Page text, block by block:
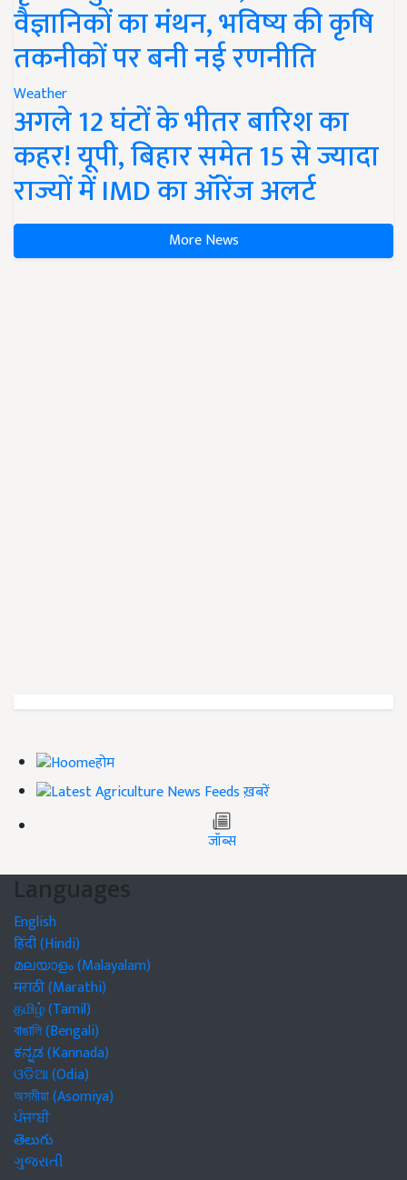
वैज्ञानिकों का मंथन, भविष्य की कृषि
तकनीकों पर बनी नई रणनीति
Weather
अगले 12 घंटों के भीतर बारिश का
कहर! यूपी, बिहार समेत 15 से ज्यादा
राज्यों में IMD का ऑरेंज अलर्ट
More News
होम
ख़बरें
जॉब्स
Languages
English
हिंदी (Hindi)
മലയാളം (Malayalam)
मराठी (Marathi)
தமிழ் (Tamil)
বাঙালি (Bengali)
ಕನ್ನಡ (Kannada)
ଓଡିଆ (Odia)
অসমীয়া (Asomiya)
ਪੰਜਾਬੀ
తెలుగు
ગુજરાતી